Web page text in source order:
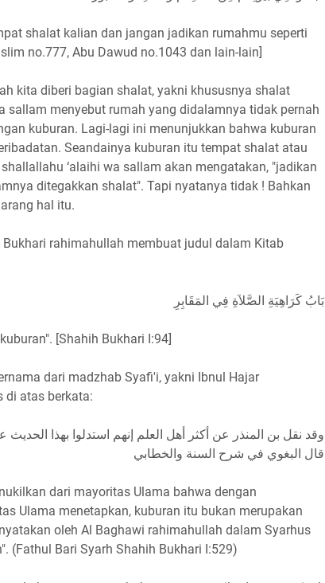
shalat kalian dan jangan jadikan rumahmu seperti
no.777, Abu Dawud no.1043 dan lain-lain]
kita diberi bagian shalat, yakni khususnya shalat
sallam menyebut rumah yang didalamnya tidak pernah
kuburan. Lagi-lagi ini menunjukkan bahwa kuburan
Seandainya kuburan itu tempat shalat atau
‘alaihi wa sallam akan mengatakan, "jadikan
ditegakkan shalat". Tapi nyatanya tidak ! Bahkan
hal itu.
rahimahullah membuat judul dalam Kitab
بَابُ كَرَاهِيَةِ الصَّلاَةِ فِي المَقَابِرِ
[Shahih Bukhari I:94]
dari madzhab Syafi'i, yakni Ibnul Hajar
di atas berkata:
وقد نقل بن المنذر عن أكثر أهل العلم إنهم استدلوا بهذا
قال البغوي في شرح السنة والخطابي
dari mayoritas Ulama bahwa dengan
Ulama menetapkan, kuburan itu bukan merupakan
oleh Al Baghawi rahimahullah dalam Syarhus
(Fathul Bari Syarh Shahih Bukhari I:529)